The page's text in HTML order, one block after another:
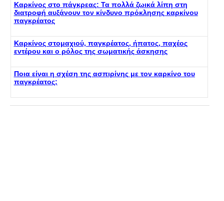
Καρκίνος στο πάγκρεας: Τα πολλά ζωικά λίπη στη
διατροφή αυξάνουν τον κίνδυνο πρόκλησης καρκίνου
παγκρέατος
Καρκίνος στομαχιού, παγκρέατος, ήπατος, παχέος
εντέρου και ο ρόλος της σωματικής άσκησης
Ποια είναι η σχέση της ασπιρίνης με τον καρκίνο του
παγκρέατος;